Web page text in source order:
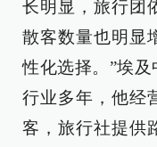
长明显，旅行团
散客数量也明显
性化选择。”埃
行业多年，他经
客，旅行社提供